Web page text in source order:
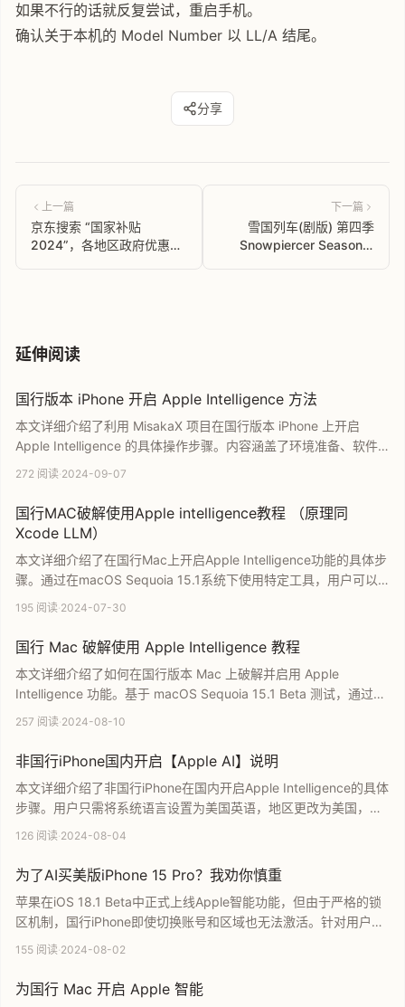
如果不行的话就反复尝试，重启手机。
确认关于本机的 Model Number 以 LL/A 结尾。
分享
上一篇
京东搜索 “国家补贴
2024”，各地区政府优惠券
下一篇
雪国列车(剧版) 第四季
Snowpiercer Season 4
延伸阅读
国行版本 iPhone 开启 Apple Intelligence 方法
本文详细介绍了利用 MisakaX 项目在国行版本 iPhone 上开启
Apple Intelligence 的具体操作步骤。内容涵盖了环境准备、软件
运行、系统语言设置及美区 ID 登录等核心流程。同时特别提醒用户
AI 功能的实用指南。
272 阅读·2024-09-07
国行MAC破解使用Apple intelligence教程 （原理同
Xcode LLM）
本文详细介绍了在国行Mac上开启Apple Intelligence功能的具体步
骤。通过在macOS Sequoia 15.1系统下使用特定工具，用户可以
在不禁用系统完整性保护的前提下绕过区域限制。教程涵盖修改启
一致，助力用户在国行设备上抢先体验苹果AI技术。
195 阅读·2024-07-30
国行 Mac 破解使用 Apple Intelligence 教程
本文详细介绍了如何在国行版本 Mac 上破解并启用 Apple
Intelligence 功能。基于 macOS Sequoia 15.1 Beta 测试，通过特
定的终端操作和配置修改，用户可以在不影响系统安全的前提下，
统限制的完整步骤，是国行 Mac 用户开启苹果智能服务的实用指
南。
257 阅读·2024-08-10
非国行iPhone国内开启【Apple AI】说明
本文详细介绍了非国行iPhone在国内开启Apple Intelligence的具体
步骤。用户只需将系统语言设置为美国英语，地区更改为美国，并
登录非国区Apple ID即可直接使用，无需任何特殊网络环境。本教
苹果最新的AI功能。
126 阅读·2024-08-04
为了AI买美版iPhone 15 Pro？我劝你慎重
苹果在iOS 18.1 Beta中正式上线Apple智能功能，但由于严格的锁
区机制，国行iPhone即使切换账号和区域也无法激活。针对用户计
划购买美版iPhone 15 Pro以体验AI功能的现象，本文深入解析了当
您的购机决策提供专业参考。
155 阅读·2024-08-02
为国行 Mac 开启 Apple 智能